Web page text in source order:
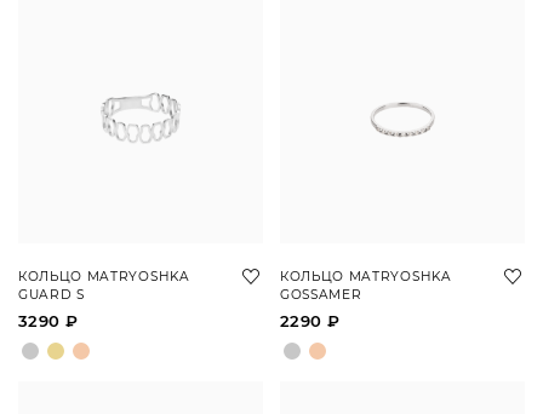
КОЛЬЦО MATRYOSHKA
GUARD S
3290 ₽
КОЛЬЦО MATRYOSHKA
GOSSAMER
2290 ₽